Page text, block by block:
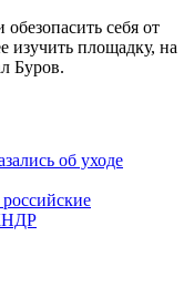
себя от
изучить площадку, на
Буров.
об уходе